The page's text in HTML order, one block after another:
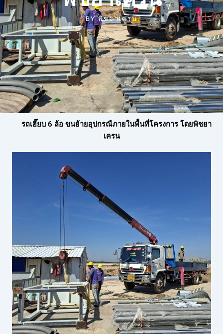
BYพิชยาเครน
รถเฮี๊ยบ 6 ล้อ ขนย้ายอุปกรณืภายในพื้นที่โครงการ โดยพิชยา
เครน